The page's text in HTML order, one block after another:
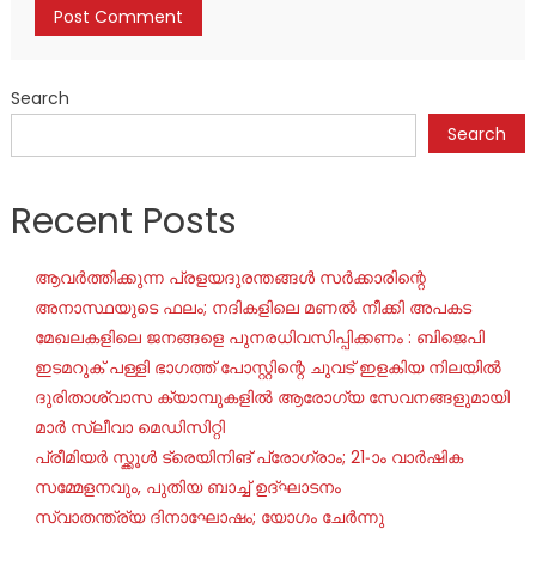
Search
Search
Recent Posts
ആവർത്തിക്കുന്ന പ്രളയദുരന്തങ്ങൾ സർക്കാരിന്റെ
അനാസ്ഥയുടെ ഫലം; നദികളിലെ മണൽ നീക്കി അപകട
മേഖലകളിലെ ജനങ്ങളെ പുനരധിവസിപ്പിക്കണം : ബിജെപി
ഇടമറുക് പള്ളി ഭാഗത്ത്‌ പോസ്റ്റിന്റെ ചുവട് ഇളകിയ നിലയിൽ
ദുരിതാശ്വാസ ക്യാമ്പുകളിൽ ആരോഗ്യ സേവനങ്ങളുമായി
മാർ സ്ലീവാ മെഡിസിറ്റി
പ്രീമിയർ സ്ക്കൂൾ ട്രെയിനിങ് പ്രോഗ്രാം; 21-ാം വാർഷിക
സമ്മേളനവും, പുതിയ ബാച്ച് ഉദ്ഘാടനം
സ്വാതന്ത്ര്യ ദിനാഘോഷം; യോഗം ചേർന്നു